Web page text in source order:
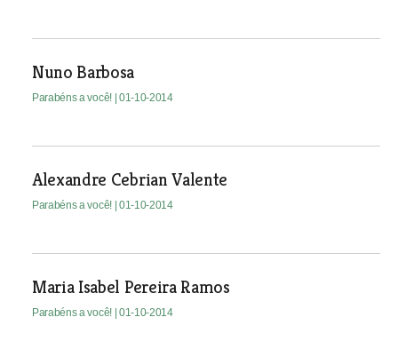
Nuno Barbosa
Parabéns a você! | 01-10-2014
Alexandre Cebrian Valente
Parabéns a você! | 01-10-2014
Maria Isabel Pereira Ramos
Parabéns a você! | 01-10-2014